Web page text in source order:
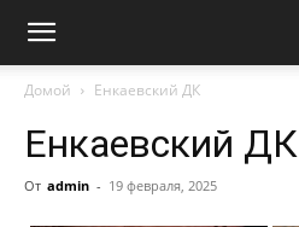
Домой Енкаевский ДК
Енкаевский ДК
От admin - 19 февраля, 2025